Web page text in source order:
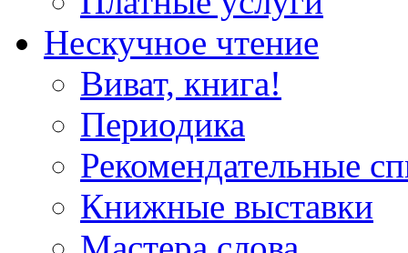
Нескучное чтение
Виват, книга!
Периодика
Рекомендательные
Книжные выставки